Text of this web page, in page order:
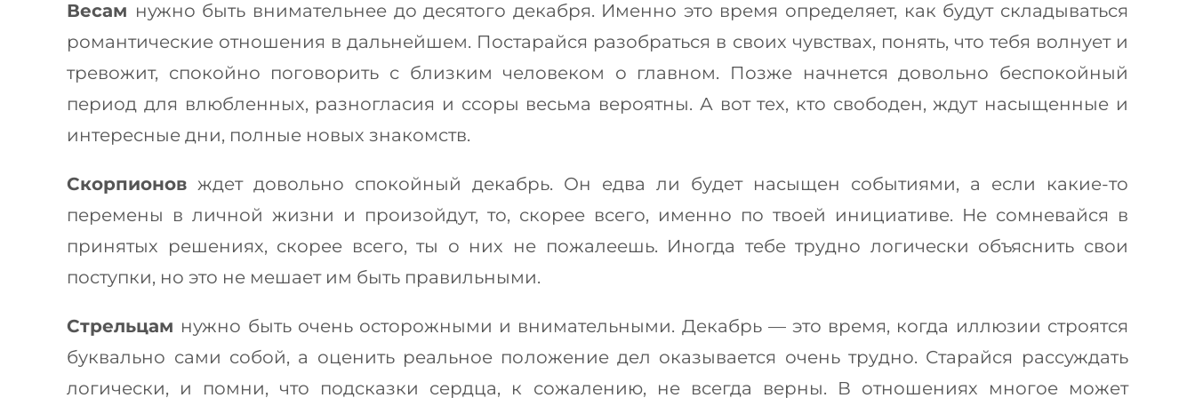
Весам нужно быть внимательнее до десятого декабря. Именно это время определяет, как будут складываться
романтические отношения в дальнейшем. Постарайся разобраться в своих чувствах, понять, что тебя волнует и
тревожит, спокойно поговорить с близким человеком о главном. Позже начнется довольно беспокойный
период для влюбленных, разногласия и ссоры весьма вероятны. А вот тех, кто свободен, ждут насыщенные и
интересные дни, полные новых знакомств.
Скорпионов ждет довольно спокойный декабрь. Он едва ли будет насыщен событиями, а если какие-то
перемены в личной жизни и произойдут, то, скорее всего, именно по твоей инициативе. Не сомневайся в
принятых решениях, скорее всего, ты о них не пожалеешь. Иногда тебе трудно логически объяснить свои
поступки, но это не мешает им быть правильными.
Стрельцам нужно быть очень осторожными и внимательными. Декабрь — это время, когда иллюзии строятся
буквально сами собой, а оценить реальное положение дел оказывается очень трудно. Старайся рассуждать
логически, и помни, что подсказки сердца, к сожалению, не всегда верны. В отношениях многое может